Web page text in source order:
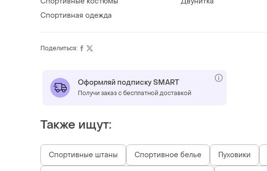
Спортивная одежда
Поделиться:
Оформляй подписку SMART
Получи заказ с бесплатной доставкой
Также ищут:
Спортивные штаны Спортивное белье Пуховики